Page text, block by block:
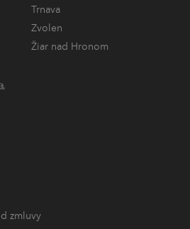
Trnava
Zvolen
Žiar nad Hronom
zmluvy